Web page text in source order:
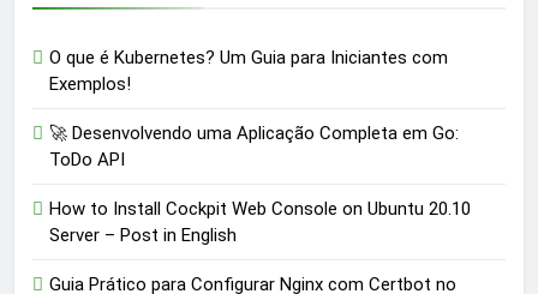
O que é Kubernetes? Um Guia para Iniciantes com
Exemplos!
🚀 Desenvolvendo uma Aplicação Completa em Go:
ToDo API
How to Install Cockpit Web Console on Ubuntu 20.10
Server – Post in English
Guia Prático para Configurar Nginx com Certbot no